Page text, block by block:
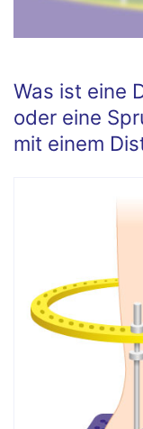
Was ist eine
oder eine
mit einem